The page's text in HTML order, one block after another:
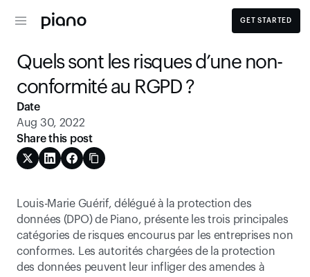
GET STARTED
Quels sont les risques d’une non-
conformité au RGPD ?
Louis-Marie Guérif, délégué à la protection des
données (DPO) de Piano, présente les trois principales
catégories de risques encourus par les entreprises non
conformes. Les autorités chargées de la protection
des données peuvent leur infliger des amendes à
Date
Aug 30, 2022
Share this post